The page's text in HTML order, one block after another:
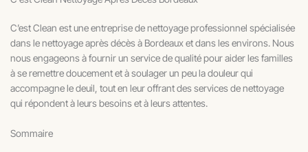
C’est Clean est une entreprise de nettoyage professionnel spécialisée
dans le nettoyage après décès à Bordeaux et dans les environs. Nous
nous engageons à fournir un service de qualité pour aider les familles
à se remettre doucement et à soulager un peu la douleur qui
accompagne le deuil, tout en leur offrant des services de nettoyage
qui répondent à leurs besoins et à leurs attentes.
Sommaire